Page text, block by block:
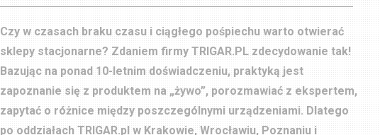
Czy w czasach braku czasu i ciągłego pośpiechu warto otwierać
sklepy stacjonarne? Zdaniem firmy TRIGAR.PL zdecydowanie tak!
Bazując na ponad 10-letnim doświadczeniu, praktyką jest
zapoznanie się z produktem na „żywo”, porozmawiać z ekspertem,
zapytać o różnice między poszczególnymi urządzeniami. Dlatego
po oddziałach TRIGAR.pl w Krakowie, Wrocławiu, Poznaniu i